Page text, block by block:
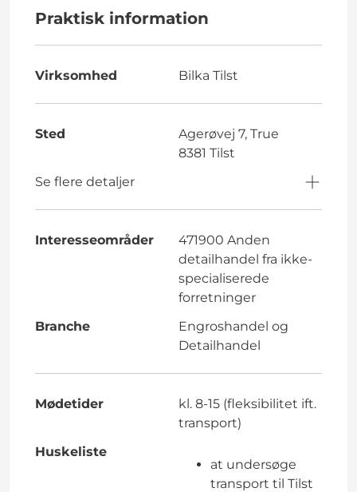
Praktisk information
Virksomhed Bilka Tilst
Sted
Agerøvej 7, True
8381 Tilst
Se flere detaljer
Interesseområder
471900 Anden
detailhandel fra ikke-
specialiserede
forretninger
Branche
Engroshandel og
Detailhandel
Mødetider
kl. 8-15 (fleksibilitet ift.
transport)
Huskeliste
at undersøge
transport til Tilst